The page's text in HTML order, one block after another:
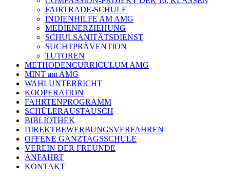
FAIRTRADE-SCHULE
INDIENHILFE AM AMG
MEDIENERZIEHUNG
SCHULSANITÄTSDIENST
SUCHTPRÄVENTION
TUTOREN
METHODENCURRICULUM AMG
MINT am AMG
WAHLUNTERRICHT
KOOPERATION
FAHRTENPROGRAMM
SCHÜLERAUSTAUSCH
BIBLIOTHEK
DIREKTBEWERBUNGSVERFAHREN
OFFENE GANZTAGSSCHULE
VEREIN DER FREUNDE
ANFAHRT
KONTAKT